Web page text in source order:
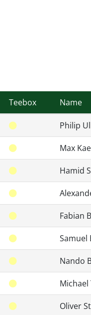
Teebox Name
Philip
Max
Hamid
Fabian
Samuel
Nando
Michael
Oliver